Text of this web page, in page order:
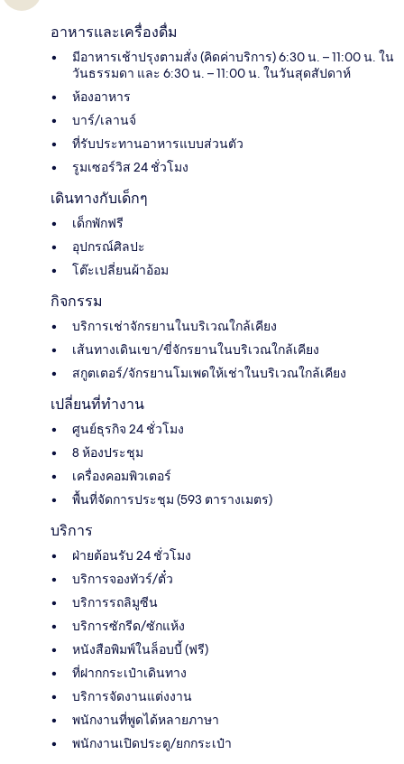
อาหารและเครื่องดื่ม
มีอาหารเช้าปรุงตามสั่ง (คิดค่าบริการ) 6:30 น. – 11:00 น. ใน
วันธรรมดา และ 6:30 น. – 11:00 น. ในวันสุดสัปดาห์
ห้องอาหาร
บาร์/เลานจ์
ที่รับประทานอาหารแบบส่วนตัว
รูมเซอร์วิส 24 ชั่วโมง
เดินทางกับเด็กๆ
เด็กพักฟรี
อุปกรณ์ศิลปะ
โต๊ะเปลี่ยนผ้าอ้อม
กิจกรรม
บริการเช่าจักรยานในบริเวณใกล้เคียง
เส้นทางเดินเขา/ขี่จักรยานในบริเวณใกล้เคียง
สกูตเตอร์/จักรยานโมเพดให้เช่าในบริเวณใกล้เคียง
เปลี่ยนที่ทำงาน
ศูนย์ธุรกิจ 24 ชั่วโมง
8 ห้องประชุม
เครื่องคอมพิวเตอร์
พื้นที่จัดการประชุม (593 ตารางเมตร)
บริการ
ฝ่ายต้อนรับ 24 ชั่วโมง
บริการจองทัวร์/ตั๋ว
บริการรถลิมูซีน
บริการซักรีด/ซักแห้ง
หนังสือพิมพ์ในล็อบบี้ (ฟรี)
ที่ฝากกระเป๋าเดินทาง
บริการจัดงานแต่งงาน
พนักงานที่พูดได้หลายภาษา
พนักงานเปิดประตู/ยกกระเป๋า